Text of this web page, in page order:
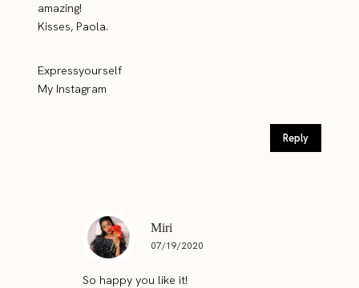
amazing!
Kisses, Paola.
Expressyourself
My Instagram
Reply
Miri
07/19/2020
So happy you like it!